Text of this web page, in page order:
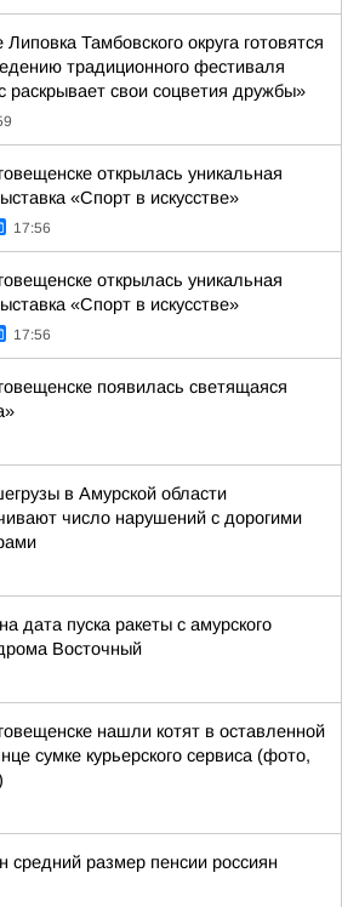
Липовка Тамбовского округа готовятся
традиционного фестиваля
раскрывает свои соцветия дружбы»
открылась уникальная
«Спорт в искусстве»
17:56
открылась уникальная
«Спорт в искусстве»
17:56
появилась светящаяся
в Амурской области
число нарушений с дорогими
дата пуска ракеты с амурского
Восточный
нашли котят в оставленной
сумке курьерского сервиса (фото,
средний размер пенсии россиян